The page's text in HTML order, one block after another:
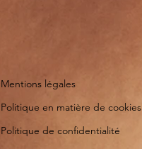
Mentions légales
Politique en matière de cookies
Politique de confidentialité